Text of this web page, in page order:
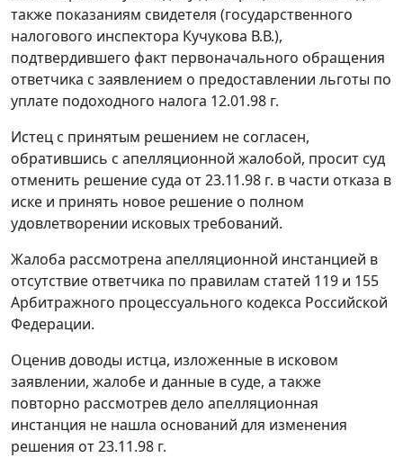
также показаниям свидетеля (государственного
налогового инспектора Кучукова В.В.),
подтвердившего факт первоначального обращения
ответчика с заявлением о предоставлении льготы по
уплате подоходного налога 12.01.98 г.
Истец с принятым решением не согласен,
обратившись с апелляционной жалобой, просит суд
отменить решение суда от 23.11.98 г. в части отказа в
иске и принять новое решение о полном
удовлетворении исковых требований.
Жалоба рассмотрена апелляционной инстанцией в
отсутствие ответчика по правилам статей 119 и 155
Арбитражного процессуального кодекса Российской
Федерации.
Оценив доводы истца, изложенные в исковом
заявлении, жалобе и данные в суде, а также
повторно рассмотрев дело апелляционная
инстанция не нашла оснований для изменения
решения от 23.11.98 г.